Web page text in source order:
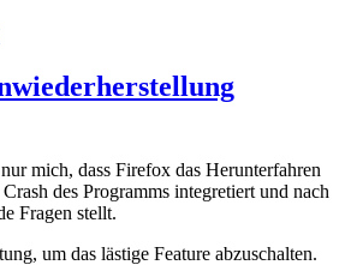
mich, dass Firefox das Herunterfahren
des Programms integretiert und nach
Fragen stellt.
um das lästige Feature abzuschalten.